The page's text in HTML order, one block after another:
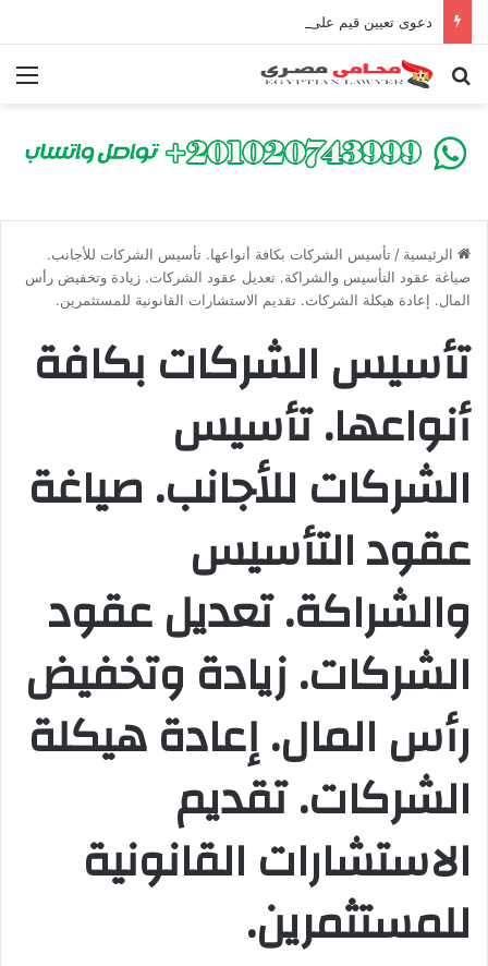
بحث عن
الرئيسية / تأسيس الشركات بكافة أنواعها. تأسيس الشركات للأجانب.
صياغة عقود التأسيس والشراكة. تعديل عقود الشركات. زيادة وتخفيض رأس
المال. إعادة هيكلة الشركات. تقديم الاستشارات القانونية للمستثمرين.
تأسيس الشركات بكافة
أنواعها. تأسيس
الشركات للأجانب. صياغة
عقود التأسيس
والشراكة. تعديل عقود
الشركات. زيادة وتخفيض
رأس المال. إعادة هيكلة
الشركات. تقديم
الاستشارات القانونية
للمستثمرين.